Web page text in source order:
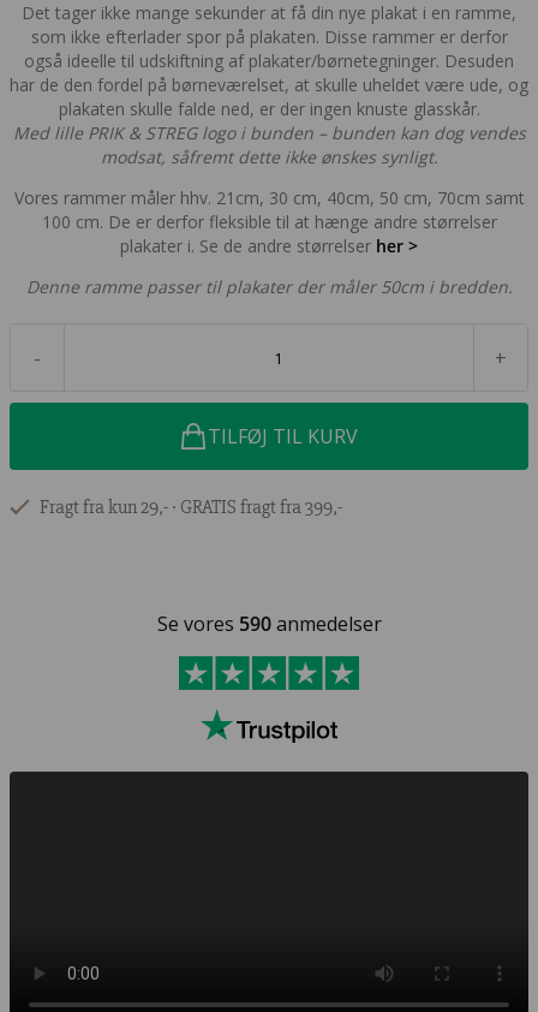
Det tager ikke mange sekunder at få din nye plakat i en ramme,
som ikke efterlader spor på plakaten. Disse rammer er derfor
også ideelle til udskiftning af plakater/børnetegninger. Desuden
har de den fordel på børneværelset, at skulle uheldet være ude, og
plakaten skulle falde ned, er der ingen knuste glasskår.
Med lille PRIK & STREG logo i bunden – bunden kan dog vendes
modsat, såfremt dette ikke ønskes synligt.
Vores rammer måler hhv. 21cm, 30 cm, 40cm, 50 cm, 70cm samt
100 cm. De er derfor fleksible til at hænge andre størrelser
plakater i. Se de andre størrelser her >
Denne ramme passer til plakater der måler 50cm i bredden.
- +
TILFØJ TIL KURV
Fragt fra kun 29,- ∙ GRATIS fragt fra 399,-
Se vores 590anmedelser